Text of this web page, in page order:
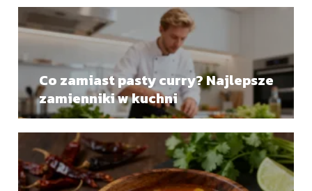
Co zamiast pasty curry? Najlepsze
zamienniki w kuchni